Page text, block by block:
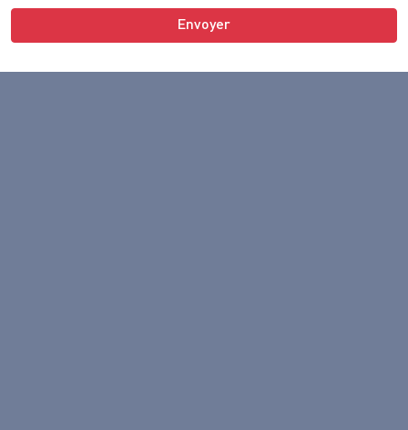
Envoyer